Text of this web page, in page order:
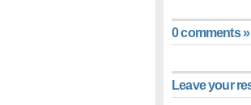
0 comments »
Leave your